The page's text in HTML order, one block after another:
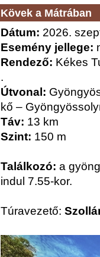
Kövek a Mátrában
Dátum: 2026.
Esemény jellege:
Rendező: Kékes
.
Útvonal:
kő ‒
Táv: 13 km
Szint: 150 m
Találkozó: a
indul 7.55-kor.
Túravezető: